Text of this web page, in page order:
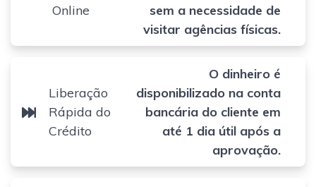
Online
sem a necessidade de
visitar agências físicas.
Liberação
Rápida do
Crédito
O dinheiro é
disponibilizado na conta
bancária do cliente em
até 1 dia útil após a
aprovação.